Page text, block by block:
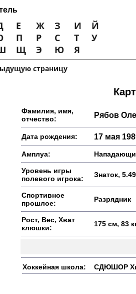
Е Ж З И
Й
П Р С Т
У
Щ Э Ю Я
страницу
Фамилия, имя,
отчество:
Рябов
Дата рождения: 17 мая
Амплуа:
Уровень игры
полевого игрока:
Знаток, 5.49
Спортивное
прошлое:
Разрядник
Рост, Вес, Хват
клюшки:
175 см, 83
Хоккейная школа: СДЮШОР